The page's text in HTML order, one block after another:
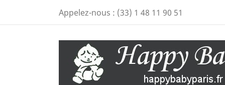
Appelez-nous : (33) 1 48 11 90 51